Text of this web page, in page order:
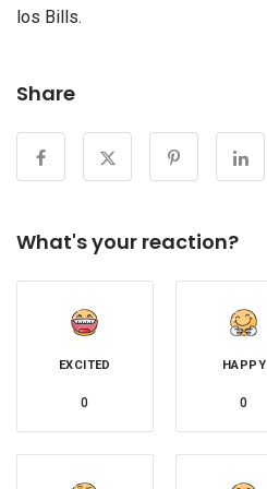
los Bills.
Share
What's your reaction?
EXCITED
0
HAPPY
0